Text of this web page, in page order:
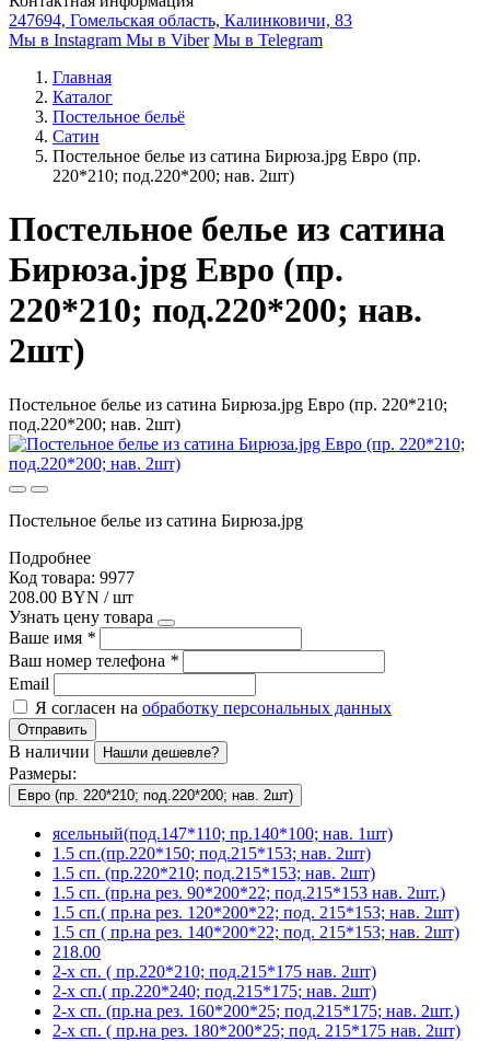
247694, Гомельская область, Калинковичи, 83
Мы в Instagram Мы в Viber Мы в Telegram
Главная
Каталог
Постельное бельё
Сатин
Постельное белье из сатина Бирюза.jpg Евро (пр.
220*210; под.220*200; нав. 2шт)
Постельное белье из сатина
Бирюза.jpg Евро (пр.
220*210; под.220*200; нав.
2шт)
Постельное белье из сатина Бирюза.jpg Евро (пр. 220*210;
под.220*200; нав. 2шт)
Постельное белье из сатина Бирюза.jpg
Подробнее
Код товара: 9977
208.00 BYN / шт
Узнать цену товара
Ваше имя *
Ваш номер телефона *
Email
Я согласен на обработку персональных данных
Отправить
В наличии Нашли дешевле?
Размеры:
Евро (пр. 220*210; под.220*200; нав. 2шт)
ясельный(под.147*110; пр.140*100; нав. 1шт)
1.5 сп.(пр.220*150; под.215*153; нав. 2шт)
1.5 сп. (пр.220*210; под.215*153; нав. 2шт)
1.5 сп. (пр.на рез. 90*200*22; под.215*153 нав. 2шт.)
1.5 сп.( пр.на рез. 120*200*22; под. 215*153; нав. 2шт)
1.5 сп ( пр.на рез. 140*200*22; под. 215*153; нав. 2шт)
218.00
2-х сп. ( пр.220*210; под.215*175 нав. 2шт)
2-х сп.( пр.220*240; под.215*175; нав. 2шт)
2-х сп. (пр.на рез. 160*200*25; под.215*175; нав. 2шт.)
2-х сп. ( пр.на рез. 180*200*25; под. 215*175 нав. 2шт)